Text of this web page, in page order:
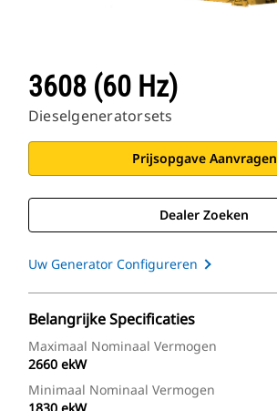
3608 (60 Hz)
Dieselgeneratorsets
Prijsopgave Aanvragen
Dealer Zoeken
Uw Generator Configureren
Belangrijke Specificaties
Maximaal Nominaal Vermogen
2660 ekW
Minimaal Nominaal Vermogen